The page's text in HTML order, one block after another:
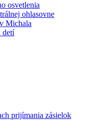
osvetlenia
ohlasovne
Michala
detí
prijímania zásielok